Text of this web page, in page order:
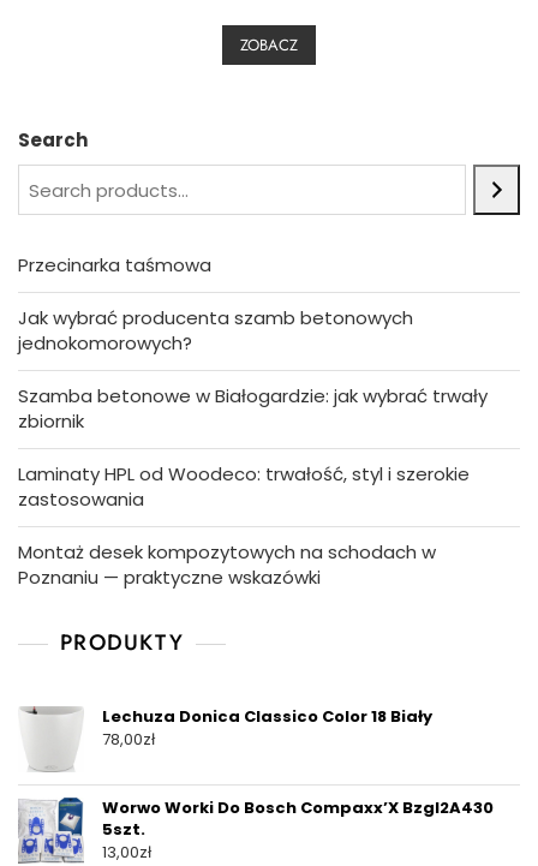
u
ZOBACZ
Search
Przecinarka taśmowa
Jak wybrać producenta szamb betonowych
jednokomorowych?
Szamba betonowe w Białogardzie: jak wybrać trwały
zbiornik
Laminaty HPL od Woodeco: trwałość, styl i szerokie
zastosowania
Montaż desek kompozytowych na schodach w
Poznaniu — praktyczne wskazówki
PRODUKTY
Lechuza Donica Classico Color 18 Biały
78,00zł
Worwo Worki Do Bosch Compaxx’X Bzgl2A430
5szt.
13,00zł